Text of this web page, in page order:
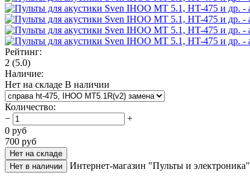
Рейтинг:
2 (5.0)
Наличие:
Нет на складе В наличии
Количество:
−
+
0 руб
700 руб
Нет на складе
Нет в наличии
Интернет-магазин "Пульты и электроника"